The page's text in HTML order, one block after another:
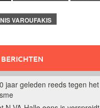
VAROUFAKIS
jaar geleden reeds tegen het